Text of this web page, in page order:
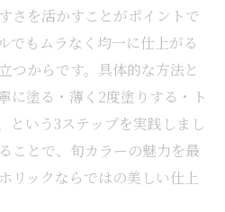
さを活かすことがポイントで
でもムラなく均一に仕上がる
つからです。具体的な方法と
に塗る・薄く2度塗りする・ト
という3ステップを実践しまし
ことで、旬カラーの魅力を最
リックならではの美しい仕上